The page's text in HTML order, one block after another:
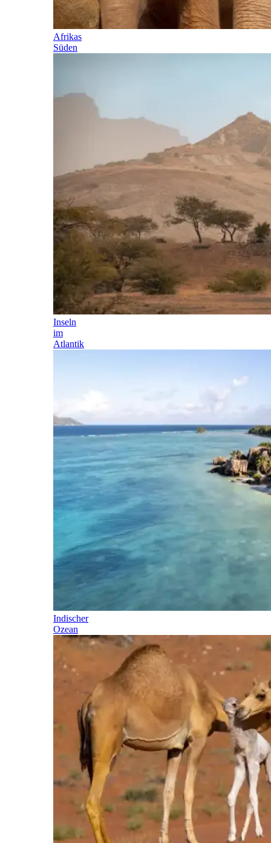
Afrikas
Süden
Inseln
im
Atlantik
Indischer
Ozean